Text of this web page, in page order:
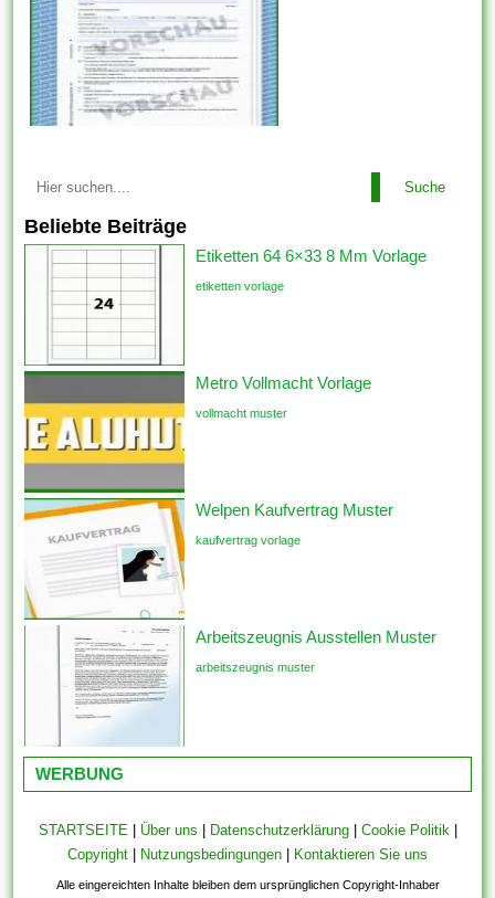
Suche
Beliebte Beiträge
Etiketten 64 6×33 8 Mm Vorlage
etiketten vorlage
Metro Vollmacht Vorlage
vollmacht muster
Welpen Kaufvertrag Muster
kaufvertrag vorlage
Arbeitszeugnis Ausstellen Muster
arbeitszeugnis muster
WERBUNG
STARTSEITE| Über uns Datenschutzerklärung| Cookie Politik|
Copyright
Nutzungsbedingungen Kontaktieren Sie uns
Alle eingereichten Inhalte bleiben dem ursprünglichen Copyright-Inhaber